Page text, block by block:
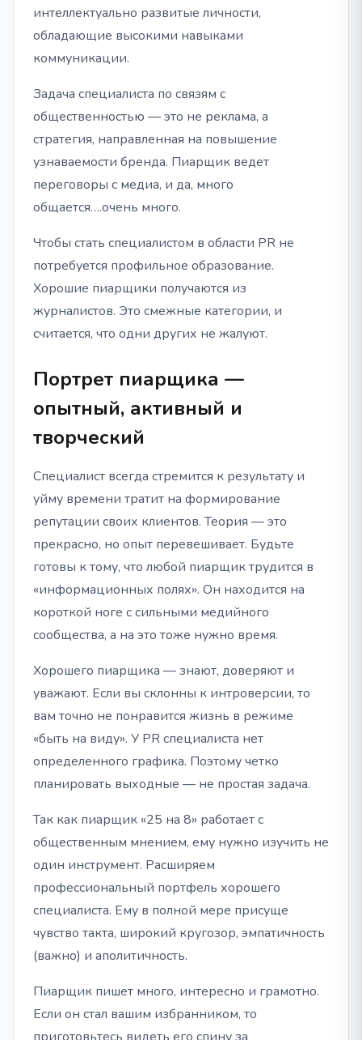
интеллектуально развитые личности,
обладающие высокими навыками
коммуникации.
Задача специалиста по связям с
общественностью — это не реклама, а
стратегия, направленная на повышение
узнаваемости бренда. Пиарщик ведет
переговоры с медиа, и да, много
общается….очень много.
Чтобы стать специалистом в области PR не
потребуется профильное образование.
Хорошие пиарщики получаются из
журналистов. Это смежные категории, и
считается, что одни других не жалуют.
Портрет пиарщика —
опытный, активный и
творческий
Специалист всегда стремится к результату и
уйму времени тратит на формирование
репутации своих клиентов. Теория — это
прекрасно, но опыт перевешивает. Будьте
готовы к тому, что любой пиарщик трудится в
«информационных полях». Он находится на
короткой ноге с сильными медийного
сообщества, а на это тоже нужно время.
Хорошего пиарщика — знают, доверяют и
уважают. Если вы склонны к интроверсии, то
вам точно не понравится жизнь в режиме
«быть на виду». У PR специалиста нет
определенного графика. Поэтому четко
планировать выходные — не простая задача.
Так как пиарщик «25 на 8» работает с
общественным мнением, ему нужно изучить не
один инструмент. Расширяем
профессиональный портфель хорошего
специалиста. Ему в полной мере присуще
чувство такта, широкий кругозор, эмпатичность
(важно) и аполитичность.
Пиарщик пишет много, интересно и грамотно.
Если он стал вашим избранником, то